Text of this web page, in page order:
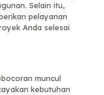
Selain itu,
pelayanan
Anda selesai
muncul
kebutuhan